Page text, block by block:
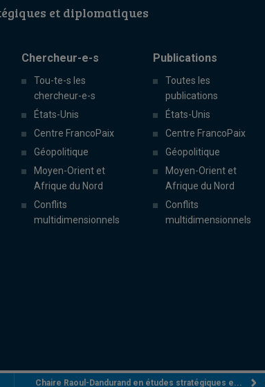
et diplomatiques
Chercheur-e-s
Tou-te-s les
chercheur-e-s
États-Unis
Centre FrancoPaix
Géopolitique
Moyen-Orient et
Afrique du Nord
Conflits
multidimensionnels
Publications
Toutes les
publications
États-Unis
Centre FrancoPaix
Géopolitique
Moyen-Orient et
Afrique du Nord
Conflits
multidimensionnels
Chaire Raoul-Dandurand en études stratégiques e...